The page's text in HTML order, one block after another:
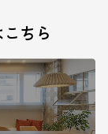
ちら